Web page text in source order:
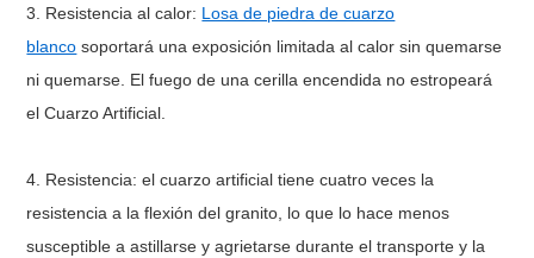
3. Resistencia al calor: Losa de piedra de cuarzo
blanco soportará una exposición limitada al calor sin quemarse
ni quemarse. El fuego de una cerilla encendida no estropeará
el Cuarzo Artificial.
4. Resistencia: el cuarzo artificial tiene cuatro veces la
resistencia a la flexión del granito, lo que lo hace menos
susceptible a astillarse y agrietarse durante el transporte y la